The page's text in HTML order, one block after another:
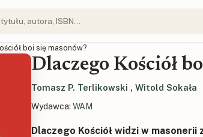
boi się masonów?
Dlaczego Kościół
Tomasz P. Terlikowski , Witold Sokała
Wydawca: WAM
Dlaczego Kościół widzi w masonerii